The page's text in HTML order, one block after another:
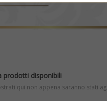
prodotti disponibili
qui non appena saranno stati